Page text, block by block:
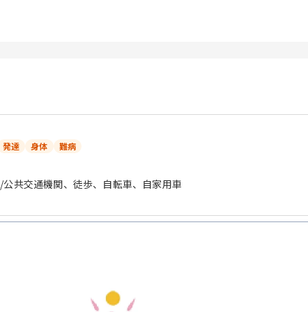
発達 身体 難病
/公共交通機関、徒歩、自転車、自家用車